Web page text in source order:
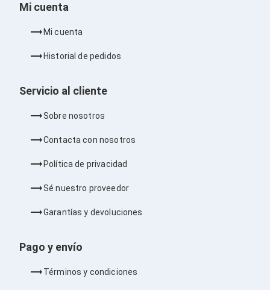
Bases para PC's
Candados para PC's
Limpiadores para Electrónicos
PC's de Escritorio
All in One
Barebones
Micrófonos
Bases para Audífonos
Bocinas
Bocinas Portátiles
Mi cuenta
Mi cuenta
Historial de pedidos
Servicio al cliente
Sobre nosotros
Contacta con nosotros
Política de privacidad
Sé nuestro proveedor
Garantías y devoluciones
Pago y envío
Términos y condiciones